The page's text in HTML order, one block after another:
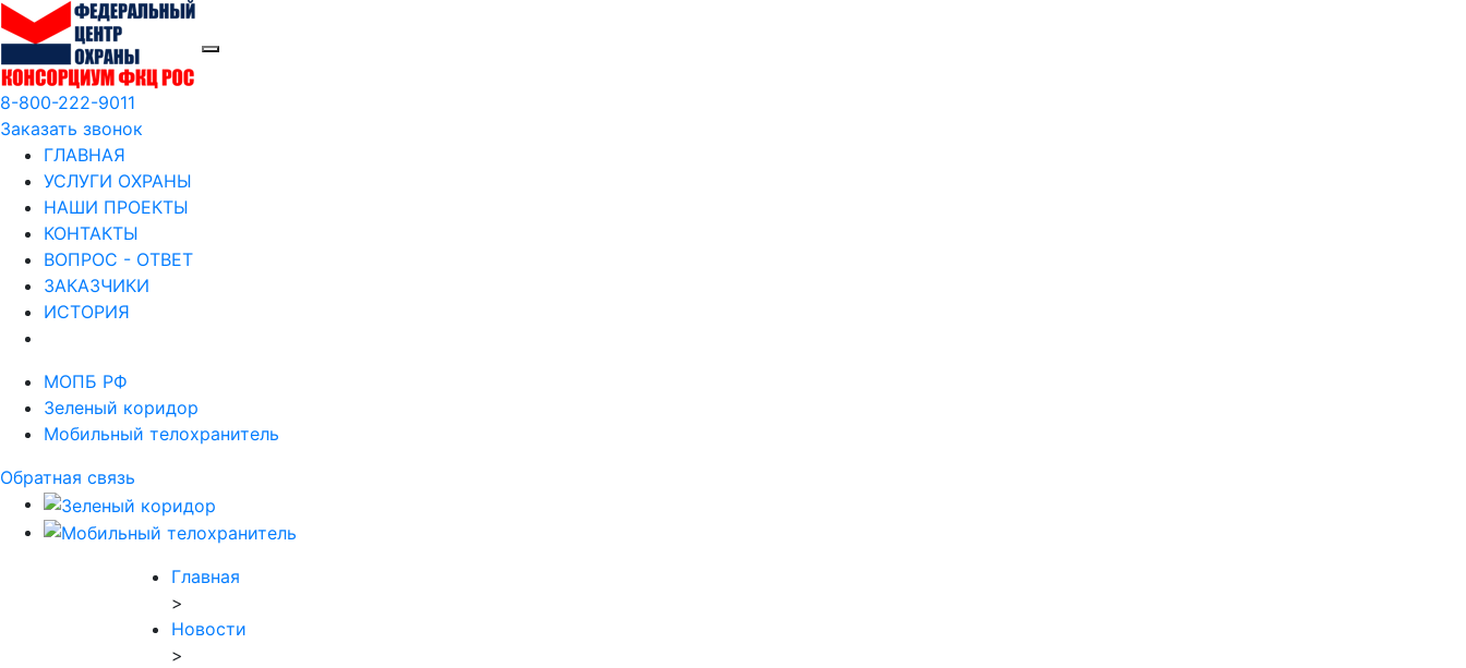
8-800-222-9011
Заказать звонок
ГЛАВНАЯ
УСЛУГИ ОХРАНЫ
НАШИ ПРОЕКТЫ
КОНТАКТЫ
ВОПРОС - ОТВЕТ
ЗАКАЗЧИКИ
ИСТОРИЯ
МОПБ РФ
Зеленый коридор
Мобильный телохранитель
Обратная связь
Главная
>
Новости
>